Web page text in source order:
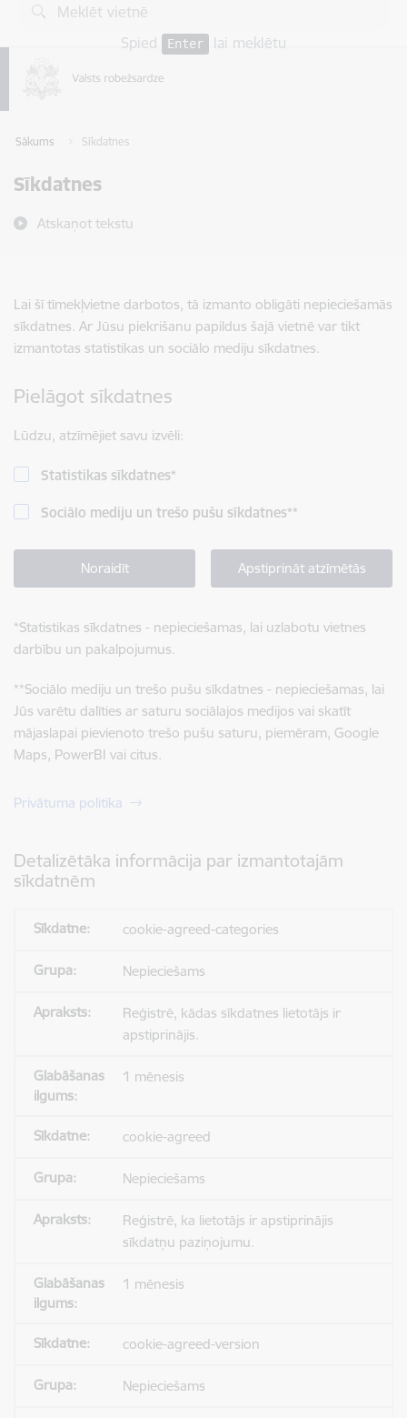
Pāriet uz lapas saturu
Spied
Enter lai meklētu
Sākums Sīkdatnes
Sīkdatnes
Atskaņot tekstu
Lai šī tīmekļvietne darbotos, tā izmanto obligāti nepieciešamās
sīkdatnes. Ar Jūsu piekrišanu papildus šajā vietnē var tikt
izmantotas statistikas un sociālo mediju sīkdatnes.
Pielāgot sīkdatnes
Lūdzu, atzīmējiet savu izvēli:
Statistikas sīkdatnes*
Sociālo mediju un trešo pušu sīkdatnes**
Noraidīt Apstiprināt atzīmētās
*Statistikas sīkdatnes - nepieciešamas, lai uzlabotu vietnes
darbību un pakalpojumus.
**Sociālo mediju un trešo pušu sīkdatnes - nepieciešamas, lai
Jūs varētu dalīties ar saturu sociālajos medijos vai skatīt
mājaslapai pievienoto trešo pušu saturu, piemēram, Google
Maps, PowerBI vai citus.
Privātuma politika
Detalizētāka informācija par izmantotajām
sīkdatnēm
cookie-agreed-categories
Nepieciešams
Reģistrē, kādas sīkdatnes lietotājs ir
apstiprinājis.
1 mēnesis
cookie-agreed
Nepieciešams
Reģistrē, ka lietotājs ir apstiprinājis
sīkdatņu paziņojumu.
1 mēnesis
cookie-agreed-version
Nepieciešams